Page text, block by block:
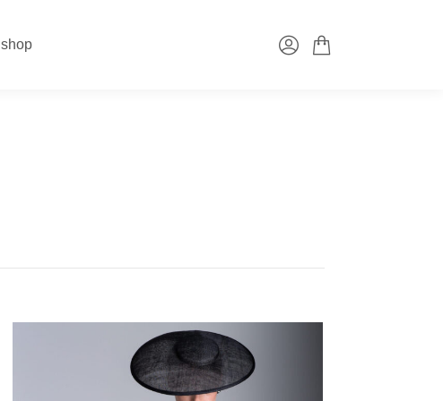
shop